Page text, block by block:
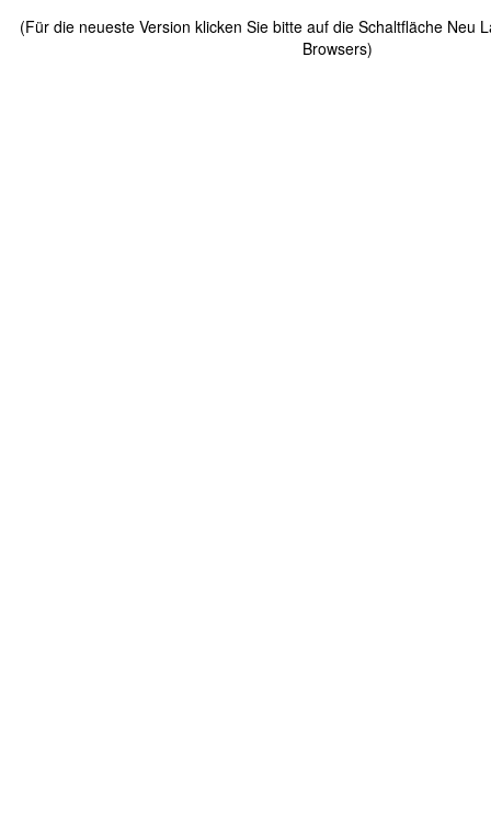
(Für die neueste Version klicken Sie bitte auf die Schaltfläche Neu
Browsers)